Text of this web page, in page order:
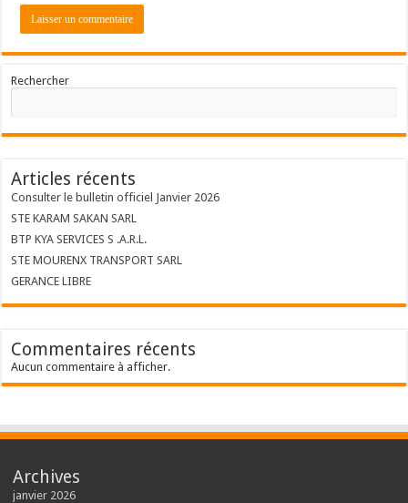
Rechercher
Articles récents
Consulter le bulletin officiel Janvier 2026
STE KARAM SAKAN SARL
BTP KYA SERVICES S .A.R.L.
STE MOURENX TRANSPORT SARL
GERANCE LIBRE
Commentaires récents
Aucun commentaire à afficher.
Archives
janvier 2026